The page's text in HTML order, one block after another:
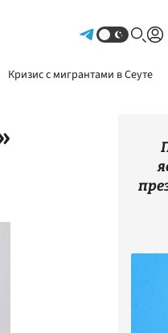
Кризис с мигрантами в Сеуте